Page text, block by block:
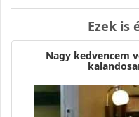
Ezek is
Nagy kedvencem